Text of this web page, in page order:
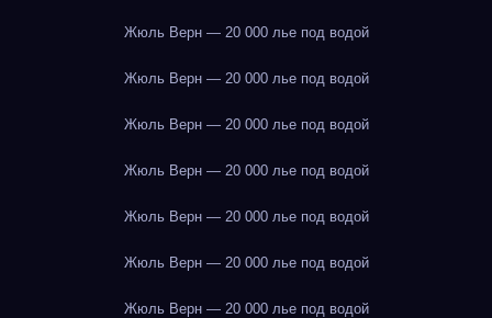
Жюль Верн — 20 000 лье под водой
Жюль Верн — 20 000 лье под водой
Жюль Верн — 20 000 лье под водой
Жюль Верн — 20 000 лье под водой
Жюль Верн — 20 000 лье под водой
Жюль Верн — 20 000 лье под водой
Жюль Верн — 20 000 лье под водой